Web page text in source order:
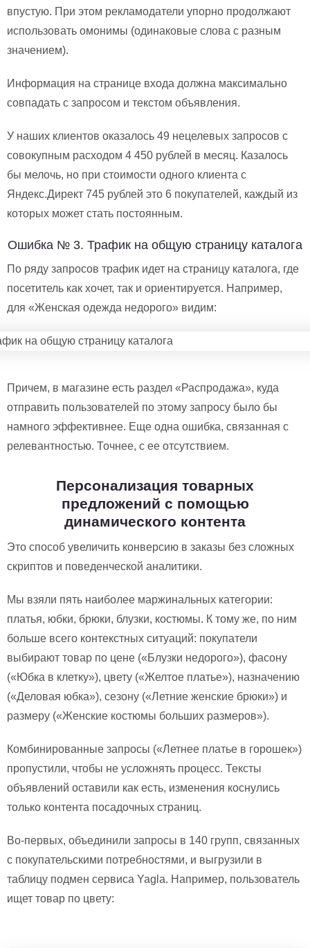
впустую. При этом рекламодатели упорно продолжают
использовать омонимы (одинаковые слова с разным
значением).
Информация на странице входа должна максимально
совпадать с запросом и текстом объявления.
У наших клиентов оказалось 49 нецелевых запросов с
совокупным расходом 4 450 рублей в месяц. Казалось
бы мелочь, но при стоимости одного клиента с
Яндекс.Директ 745 рублей это 6 покупателей, каждый из
которых может стать постоянным.
Ошибка № 3. Трафик на общую страницу каталога
По ряду запросов трафик идет на страницу каталога, где
посетитель как хочет, так и ориентируется. Например,
для «Женская одежда недорого» видим:
Причем, в магазине есть раздел «Распродажа», куда
отправить пользователей по этому запросу было бы
намного эффективнее. Еще одна ошибка, связанная с
релевантностью. Точнее, с ее отсутствием.
Персонализация товарных
предложений с помощью
динамического контента
Это способ увеличить конверсию в заказы без сложных
скриптов и поведенческой аналитики.
Мы взяли пять наиболее маржинальных категории:
платья, юбки, брюки, блузки, костюмы. К тому же, по ним
больше всего контекстных ситуаций: покупатели
выбирают товар по цене («Блузки недорого»), фасону
(«Юбка в клетку»), цвету («Желтое платье»), назначению
(«Деловая юбка»), сезону («Летние женские брюки») и
размеру («Женские костюмы больших размеров»).
Комбинированные запросы («Летнее платье в горошек»)
пропустили, чтобы не усложнять процесс. Тексты
объявлений оставили как есть, изменения коснулись
только контента посадочных страниц.
Во-первых, объединили запросы в 140 групп, связанных
с покупательскими потребностями, и выгрузили в
таблицу подмен сервиса Yagla. Например, пользователь
ищет товар по цвету: